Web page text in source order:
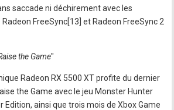
saccade ni déchirement avec les
FreeSync[13] et Radeon FreeSync 2
the Game"
Radeon RX 5500 XT profite du dernier
the Game avec le jeu Monster Hunter
Edition, ainsi que trois mois de Xbox Game